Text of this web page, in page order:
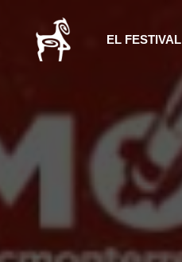
EL FESTIVAL